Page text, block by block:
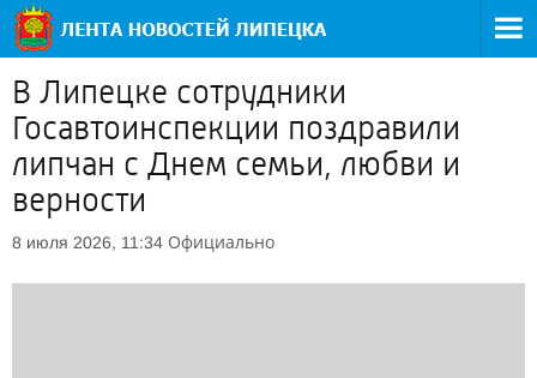
В Липецке сотрудники
Госавтоинспекции поздравили
липчан с Днем семьи, любви и
верности
8 июля 2026, 11:34 Официально